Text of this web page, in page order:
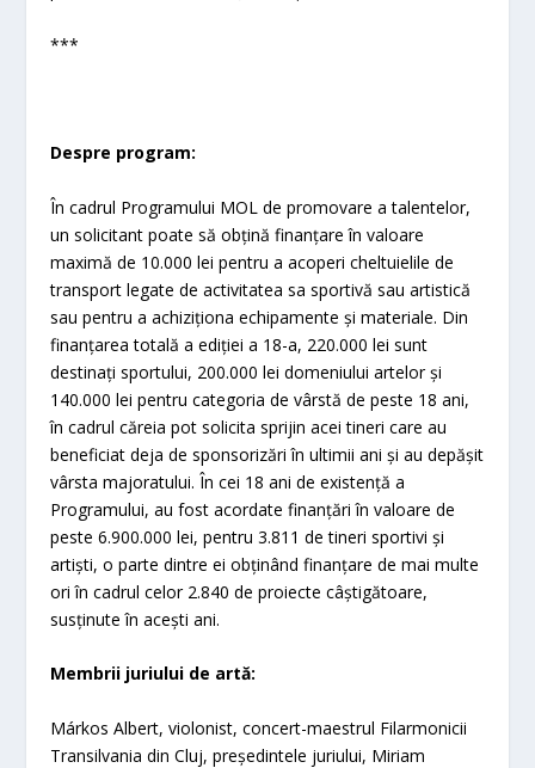
***
Despre program:
În cadrul Programului MOL de promovare a talentelor,
un solicitant poate să obțină finanțare în valoare
maximă de 10.000 lei pentru a acoperi cheltuielile de
transport legate de activitatea sa sportivă sau artistică
sau pentru a achiziționa echipamente și materiale. Din
finanțarea totală a ediției a 18-a, 220.000 lei sunt
destinați sportului, 200.000 lei domeniului artelor și
140.000 lei pentru categoria de vârstă de peste 18 ani,
în cadrul căreia pot solicita sprijin acei tineri care au
beneficiat deja de sponsorizări în ultimii ani și au depășit
vârsta majoratului. În cei 18 ani de existență a
Programului, au fost acordate finanțări în valoare de
peste 6.900.000 lei, pentru 3.811 de tineri sportivi și
artiști, o parte dintre ei obținând finanțare de mai multe
ori în cadrul celor 2.840 de proiecte câștigătoare,
susținute în acești ani.
Membrii juriului de artă:
Márkos Albert, violonist, concert-maestrul Filarmonicii
Transilvania din Cluj, președintele juriului, Miriam